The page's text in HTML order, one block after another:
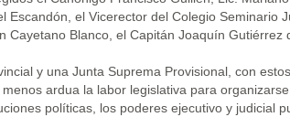
Escandón, el Vicerector del Colegio
Cayetano Blanco, el Capitán Joaquín Gutiérrez
y una Junta Suprema Provisional, con
ardua la labor legislativa para
políticas, los poderes ejecutivo y judicial